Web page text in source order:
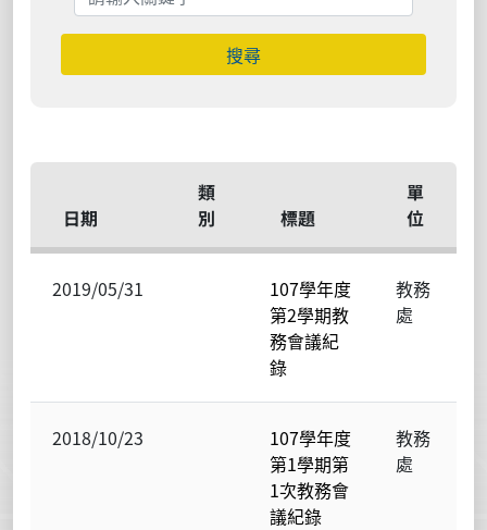
搜尋
日期
類
別
標題
單
位
2019/05/31
107學年度
第2學期教
務會議紀
錄
教務
處
2018/10/23
107學年度
第1學期第
1次教務會
議紀錄
教務
處